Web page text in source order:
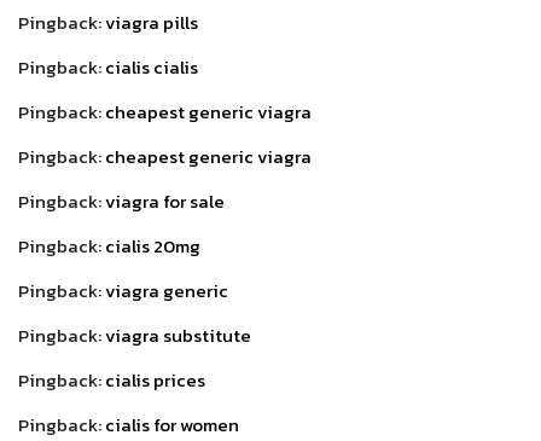
Pingback:viagra pills
Pingback:cialis cialis
Pingback:cheapest generic viagra
Pingback:cheapest generic viagra
Pingback:viagra for sale
Pingback:cialis 20mg
Pingback:viagra generic
Pingback:viagra substitute
Pingback:cialis prices
Pingback:cialis for women